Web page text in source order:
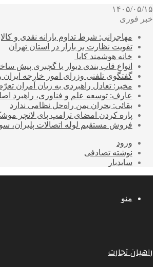
۱۴۰۵/۰۵/۱۵
خبر فوری
مهاجرانی: شرط تداوم یارانه نقدی و
تقویت نظارت بر بازار در استان تهران
خانه هوشمند کایا
انواع قاب بندی دیوار با گچبری پیش
گفتگوی تلفنی وزرای امور خارجه ایران
مخبر: تعادل راهبردی به زیان آمران
عارف: توسعه علم و فناوری، راهبرد
بقائی: بحران یمن راه‌حل نظامی ندارد
پاره کردن امضای ترامپ پای لانچر
فروش مستقیم لوله اتصالات پلیران،
ورود
نوشته تصادفی
سایدبار
منو
راهیان تجارت